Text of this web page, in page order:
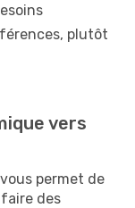
plutôt
vers
permet de
des